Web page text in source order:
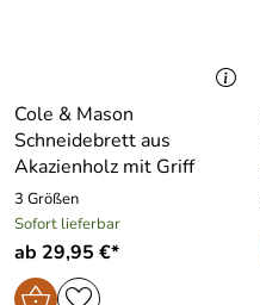
Cole & Mason
Schneidebrett aus
Akazienholz mit Griff
3 Größen
Sofort lieferbar
ab 29,95 €*